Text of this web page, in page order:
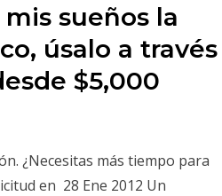
sueños la
úsalo a través
$5,000
¿Necesitas más tiempo para
en 28 Ene 2012 Un